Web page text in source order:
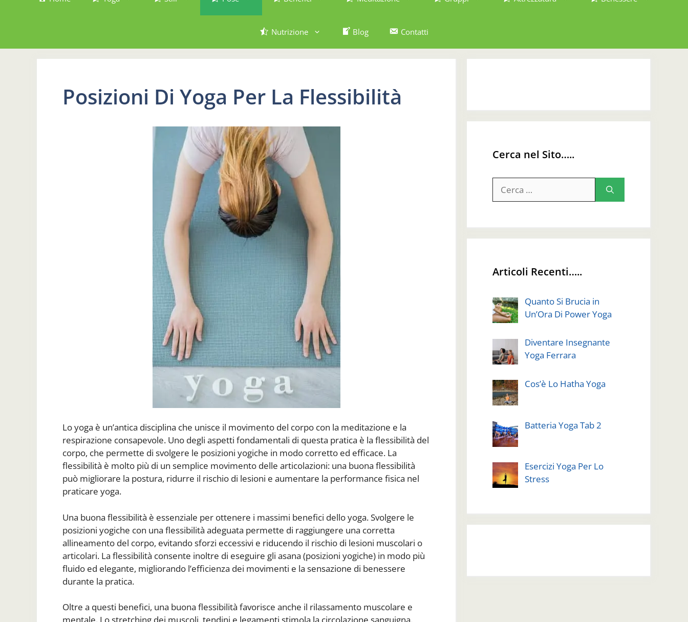
Nutrizione Blog Contatti
Posizioni Di Yoga Per La Flessibilità
Lo yoga è un’antica disciplina che unisce il movimento del corpo con la meditazione e la
respirazione consapevole. Uno degli aspetti fondamentali di questa pratica è la flessibilità del
corpo, che permette di svolgere le posizioni yogiche in modo corretto ed efficace. La
flessibilità è molto più di un semplice movimento delle articolazioni: una buona flessibilità
può migliorare la postura, ridurre il rischio di lesioni e aumentare la performance fisica nel
praticare yoga.
Una buona flessibilità è essenziale per ottenere i massimi benefici dello yoga. Svolgere le
posizioni yogiche con una flessibilità adeguata permette di raggiungere una corretta
allineamento del corpo, evitando sforzi eccessivi e riducendo il rischio di lesioni muscolari o
articolari. La flessibilità consente inoltre di eseguire gli asana (posizioni yogiche) in modo più
fluido ed elegante, migliorando l’efficienza dei movimenti e la sensazione di benessere
durante la pratica.
Oltre a questi benefici, una buona flessibilità favorisce anche il rilassamento muscolare e
Cerca nel Sito…..
per:
Articoli Recenti…..
Quanto Si Brucia in
Un’Ora Di Power Yoga
Diventare Insegnante
Yoga Ferrara
Cos’è Lo Hatha Yoga
Batteria Yoga Tab 2
Esercizi Yoga Per Lo
Stress